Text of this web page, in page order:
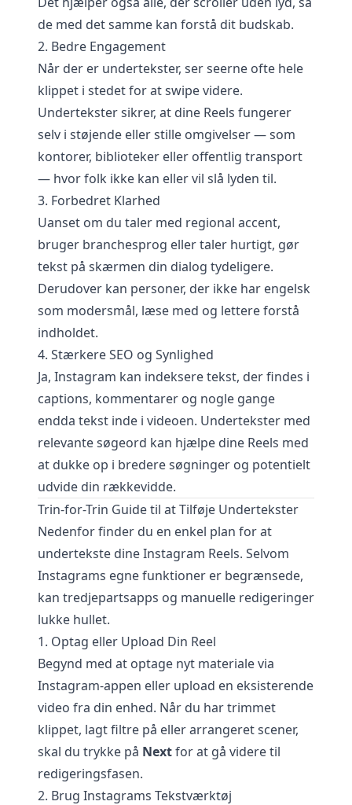
de med det samme kan forstå dit budskab.
2. Bedre Engagement
Når der er undertekster, ser seerne ofte hele
klippet i stedet for at swipe videre.
Undertekster sikrer, at dine Reels fungerer
selv i støjende eller stille omgivelser — som
kontorer, biblioteker eller offentlig transport
— hvor folk ikke kan eller vil slå lyden til.
3. Forbedret Klarhed
Uanset om du taler med regional accent,
bruger branchesprog eller taler hurtigt, gør
tekst på skærmen din dialog tydeligere.
Derudover kan personer, der ikke har engelsk
som modersmål, læse med og lettere forstå
indholdet.
4. Stærkere SEO og Synlighed
Ja, Instagram kan indeksere tekst, der findes i
captions, kommentarer og nogle gange
endda tekst inde i videoen. Undertekster med
relevante søgeord kan hjælpe dine Reels med
at dukke op i bredere søgninger og potentielt
udvide din rækkevidde.
Trin-for-Trin Guide til at Tilføje Undertekster
Nedenfor finder du en enkel plan for at
undertekste dine Instagram Reels. Selvom
Instagrams egne funktioner er begrænsede,
kan tredjepartsapps og manuelle redigeringer
lukke hullet.
1. Optag eller Upload Din Reel
Begynd med at optage nyt materiale via
Instagram-appen eller upload en eksisterende
video fra din enhed. Når du har trimmet
klippet, lagt filtre på eller arrangeret scener,
skal du trykke på Nextfor at gå videre til
redigeringsfasen.
2. Brug Instagrams Tekstværktøj